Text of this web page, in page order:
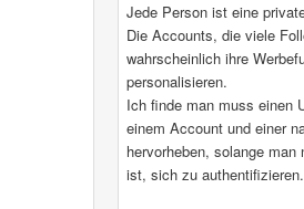
Jede Person ist eine
Die Accounts, die viele
wahrscheinlich ihre
personalisieren.
Ich finde man muss einen
einem Account und einer
hervorheben, solange
ist, sich zu authentifizieren.